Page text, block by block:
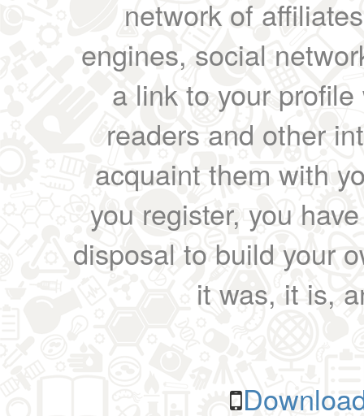
network of
engines, social
a link to your
readers and other
acquaint them with
you register, you
disposal to build your
it was, it is,